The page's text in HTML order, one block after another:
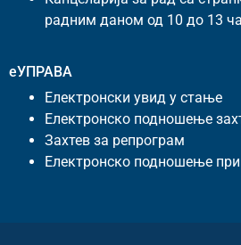
радним даном од 10 до 13
еУПРАВА
Електронски увид у стање
Електронско подношење
Захтев за репрограм
Електронско подношење